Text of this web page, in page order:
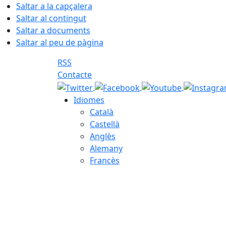
Saltar a la capçalera
Saltar al contingut
Saltar a documents
Saltar al peu de pàgina
RSS
Contacte
Idiomes
Català
Castellà
Anglès
Alemany
Francès